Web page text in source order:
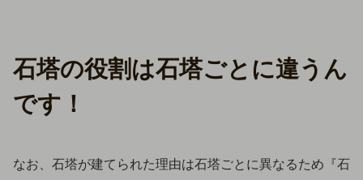
石塔の役割は石塔ごとに違うん
です！
なお、石塔が建てられた理由は石塔ごとに異なるため『石